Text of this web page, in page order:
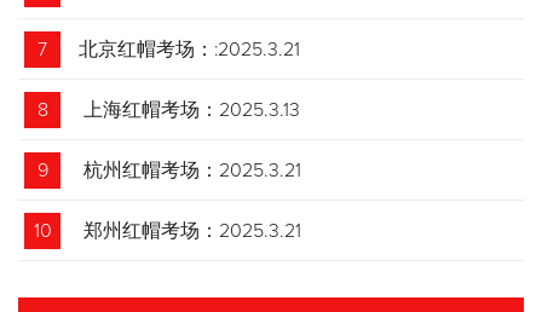
7 北京红帽考场：:2025.3.21
8 上海红帽考场：2025.3.13
9 杭州红帽考场：2025.3.21
10 郑州红帽考场：2025.3.21